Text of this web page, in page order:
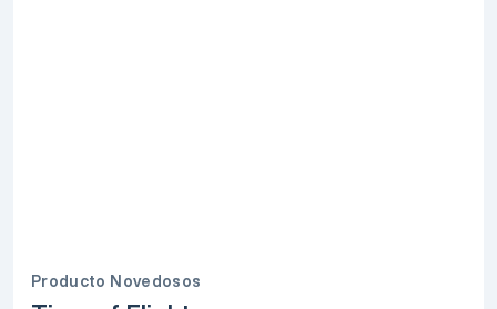
Producto Novedosos